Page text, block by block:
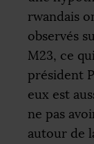
rwandais
observés
M23, ce
président
eux est
ne pas
autour de